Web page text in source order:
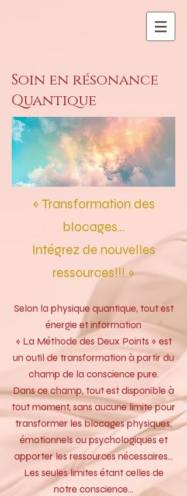
Soin en résonance
Quantique
« Transformation des
blocages...
Intégrez de nouvelles
ressources!!! »
Selon la physique quantique, tout est
énergie et information
« La Méthode des Deux Points » est
un outil de transformation à partir du
champ de la conscience pure.
Dans ce champ, tout est disponible à
tout moment, sans aucune limite pour
transformer les blocages physiques,
émotionnels ou psychologiques et
apporter les ressources nécessaires...
Les seules limites étant celles de
notre conscience…